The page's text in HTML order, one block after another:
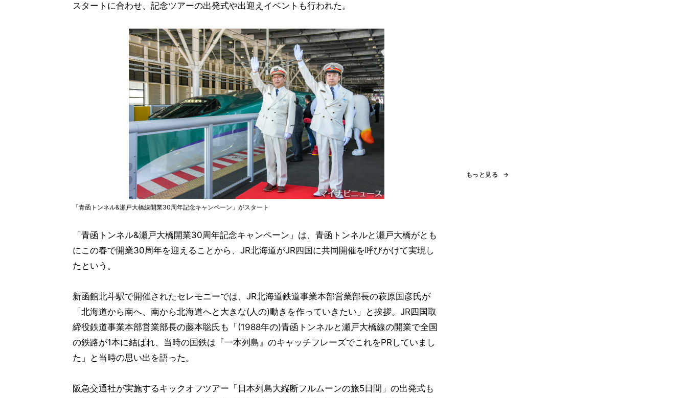
スタートに合わせ、記念ツアーの出発式や出迎えイベントも行われた。
「青函トンネル&瀬戸大橋線開業30周年記念キャンペーン」がスタート
「青函トンネル&瀬戸大橋開業30周年記念キャンペーン」は、青函トンネルと瀬戸大橋がとも
にこの春で開業30周年を迎えることから、JR北海道がJR四国に共同開催を呼びかけて実現し
たという。
新函館北斗駅で開催されたセレモニーでは、JR北海道鉄道事業本部営業部長の萩原国彦氏が
「北海道から南へ、南から北海道へと大きな(人の)動きを作っていきたい」と挨拶。JR四国取
締役鉄道事業本部営業部長の藤本聡氏も「(1988年の)青函トンネルと瀬戸大橋線の開業で全国
の鉄路が1本に結ばれ、当時の国鉄は『一本列島』のキャッチフレーズでこれをPRしていまし
た」と当時の思い出を語った。
阪急交通社が実施するキックオフツアー「日本列島大縦断フルムーンの旅5日間」の出発式も
もっと見る